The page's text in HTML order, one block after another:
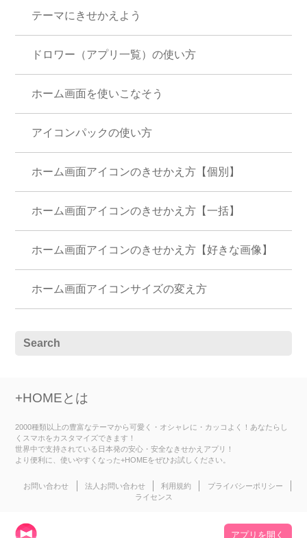
テーマにきせかえよう
ドロワー（アプリ一覧）の使い方
ホーム画面を使いこなそう
アイコンパックの使い方
ホーム画面アイコンのきせかえ方【個別】
ホーム画面アイコンのきせかえ方【一括】
ホーム画面アイコンのきせかえ方【好きな画像】
ホーム画面アイコンサイズの変え方
+HOMEとは
2000種類以上の豊富なテーマから可愛く・オシャレに・カッコよく！あなたらし
くスマホをカスタマイズできます！
世界中で支持されている日本発の安心・安全なきせかえアプリ！
より便利に、使いやすくなった+HOMEをぜひお試しください。
お問い合わせ 法人お問い合わせ 利用規約
プライバシーポリシー
ライセンス
アプリを開く